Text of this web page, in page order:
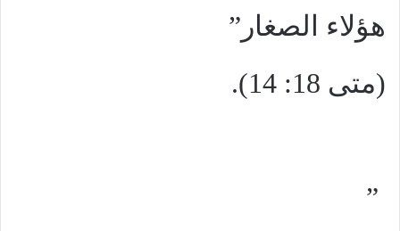
هؤلاء الصغار”
(متى 18: 14).
”